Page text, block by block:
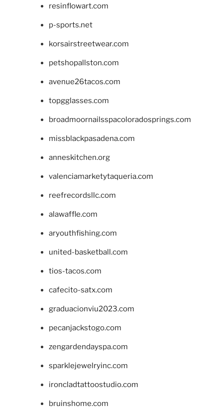
resinflowart.com
p-sports.net
korsairstreetwear.com
petshopallston.com
avenue26tacos.com
topgglasses.com
broadmoornailsspacoloradosprings.com
missblackpasadena.com
anneskitchen.org
valenciamarketytaqueria.com
reefrecordsllc.com
alawaffle.com
aryouthfishing.com
united-basketball.com
tios-tacos.com
cafecito-satx.com
graduacionviu2023.com
pecanjackstogo.com
zengardendayspa.com
sparklejewelryinc.com
ironcladtattoostudio.com
bruinshome.com